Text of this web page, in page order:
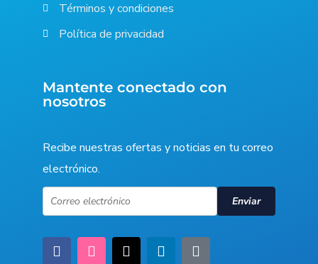
Términos y condiciones
Política de privacidad
Mantente conectado con
nosotros
Recibe nuestras ofertas y noticias en tu correo
electrónico.